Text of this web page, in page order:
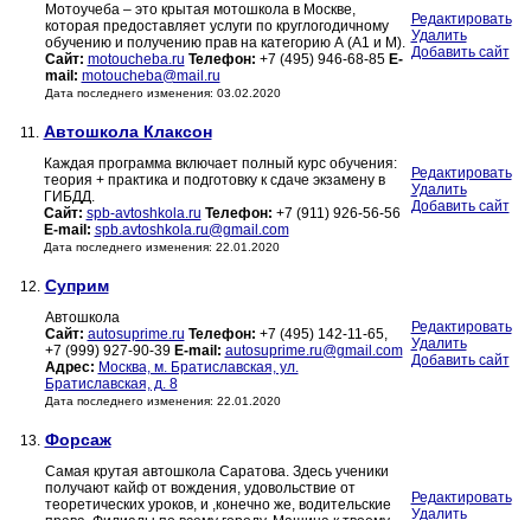
Мотоучеба – это крытая мотошкола в Москве,
которая предоставляет услуги по круглогодичному
обучению и получению прав на категорию А (А1 и М).
Сайт: motoucheba.ru Телефон: +7 (495) 946-68-85 E-
mail: motoucheba@mail.ru
Дата последнего изменения: 03.02.2020
Редактировать
Удалить
Добавить сайт
11. Автошкола Клаксон
Каждая программа включает полный курс обучения:
теория + практика и подготовку к сдаче экзамену в
ГИБДД.
Сайт: spb-avtoshkola.ru Телефон: +7 (911) 926-56-56
E-mail: spb.avtoshkola.ru@gmail.com
Дата последнего изменения: 22.01.2020
Редактировать
Удалить
Добавить сайт
12. Суприм
Автошкола
Сайт: autosuprime.ru Телефон: +7 (495) 142-11-65,
+7 (999) 927-90-39 E-mail: autosuprime.ru@gmail.com
Адрес: Москва, м. Братиславcкая, ул.
Братиславская, д. 8
Дата последнего изменения: 22.01.2020
Редактировать
Удалить
Добавить сайт
13. Форсаж
Самая крутая автошкола Саратова. Здесь ученики
получают кайф от вождения, удовольствие от
теоретических уроков, и ,конечно же, водительские
Редактировать
Удалить